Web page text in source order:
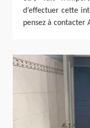
d’effectuer cette
pensez à contacter